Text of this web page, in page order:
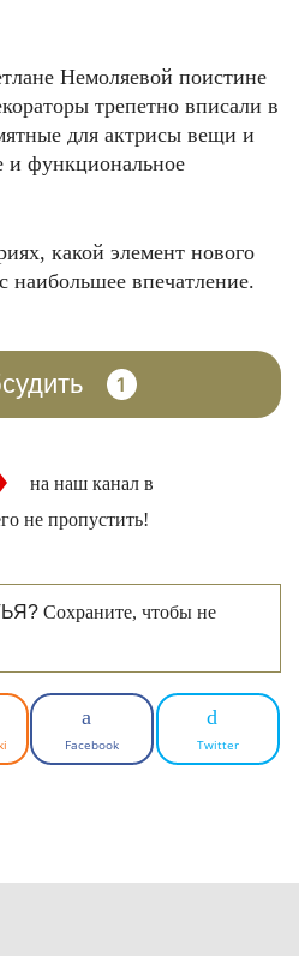
Немоляевой поистине
трепетно вписали в
для актрисы вещи и
и функциональное
какой элемент нового
наибольшее впечатление.
1
на наш канал в
не пропустить!
Сохраните, чтобы не
Facebook Twitter